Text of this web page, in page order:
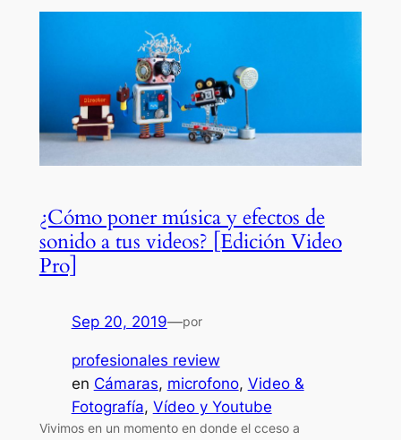
¿Cómo poner música y efectos de
sonido a tus videos? [Edición Video
Pro]
Sep 20, 2019—por
profesionales review
en Cámaras, microfono, Video &
Fotografía, Vídeo y Youtube
Vivimos en un momento en donde el cceso a